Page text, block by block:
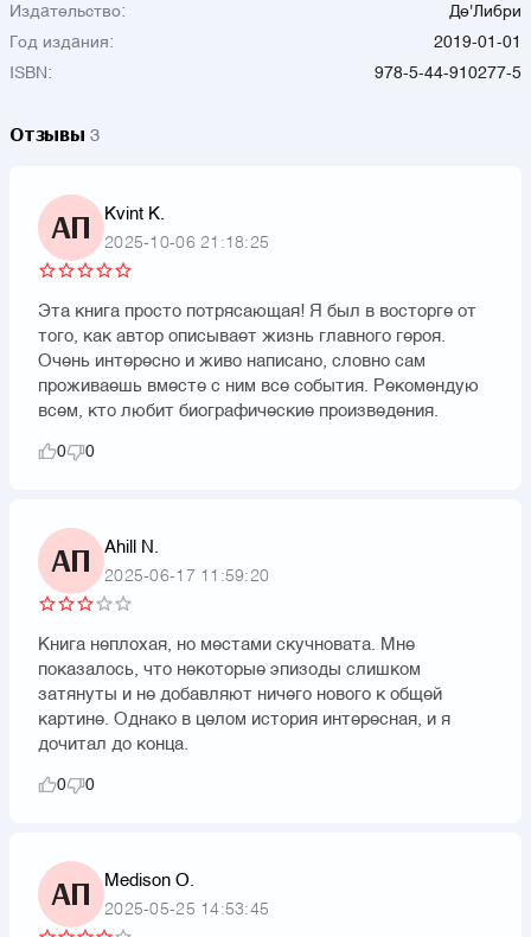
Издательство:
Де'Либри
Год издания:
2019-01-01
ISBN:
978-5-44-910277-5
Отзывы 3
АП Kvint K.
2025-10-06 21:18:25
Эта книга просто потрясающая! Я был в восторге от
того, как автор описывает жизнь главного героя.
Очень интересно и живо написано, словно сам
проживаешь вместе с ним все события. Рекомендую
всем, кто любит биографические произведения.
0 0
АП Ahill N.
2025-06-17 11:59:20
Книга неплохая, но местами скучновата. Мне
показалось, что некоторые эпизоды слишком
затянуты и не добавляют ничего нового к общей
картине. Однако в целом история интересная, и я
дочитал до конца.
0 0
АП Medison O.
2025-05-25 14:53:45